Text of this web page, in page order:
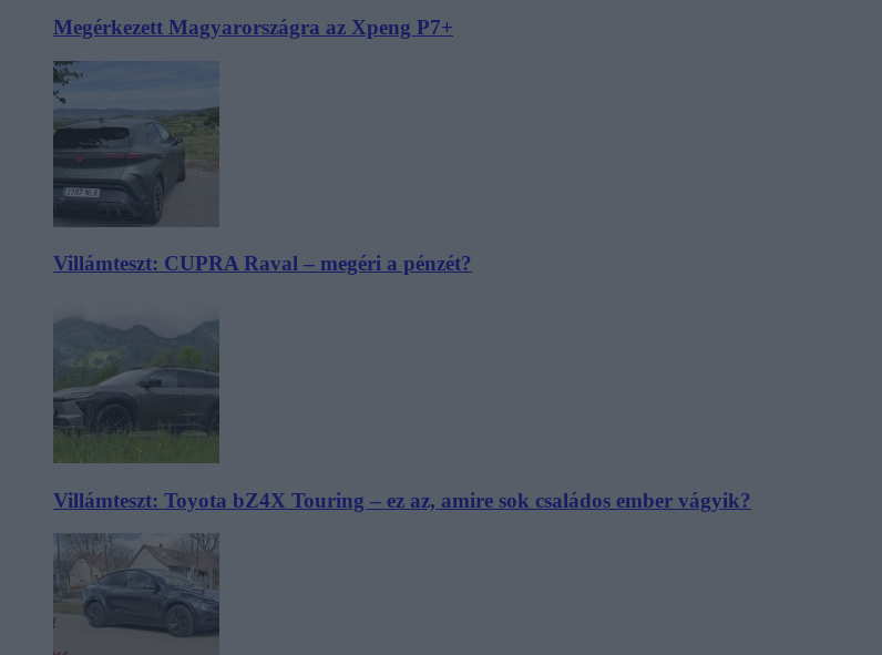
Megérkezett Magyarországra az Xpeng P7+
Villámteszt: CUPRA Raval – megéri a pénzét?
Villámteszt: Toyota bZ4X Touring – ez az, amire sok családos ember vágyik?